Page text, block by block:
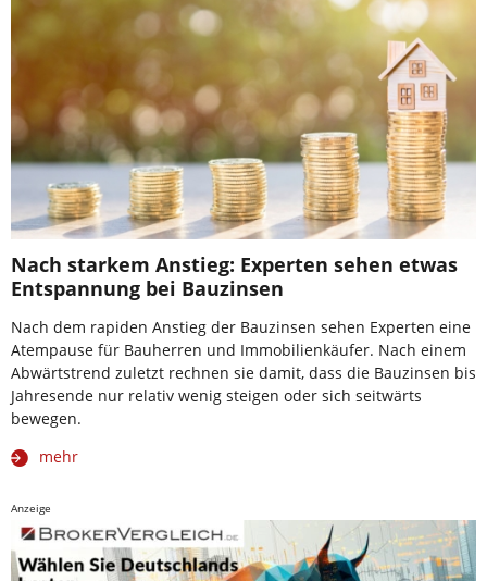
Nach starkem Anstieg: Experten sehen etwas
Entspannung bei Bauzinsen
Nach dem rapiden Anstieg der Bauzinsen sehen Experten eine
Atempause für Bauherren und Immobilienkäufer. Nach einem
Abwärtstrend zuletzt rechnen sie damit, dass die Bauzinsen bis
Jahresende nur relativ wenig steigen oder sich seitwärts
bewegen.
mehr
Anzeige